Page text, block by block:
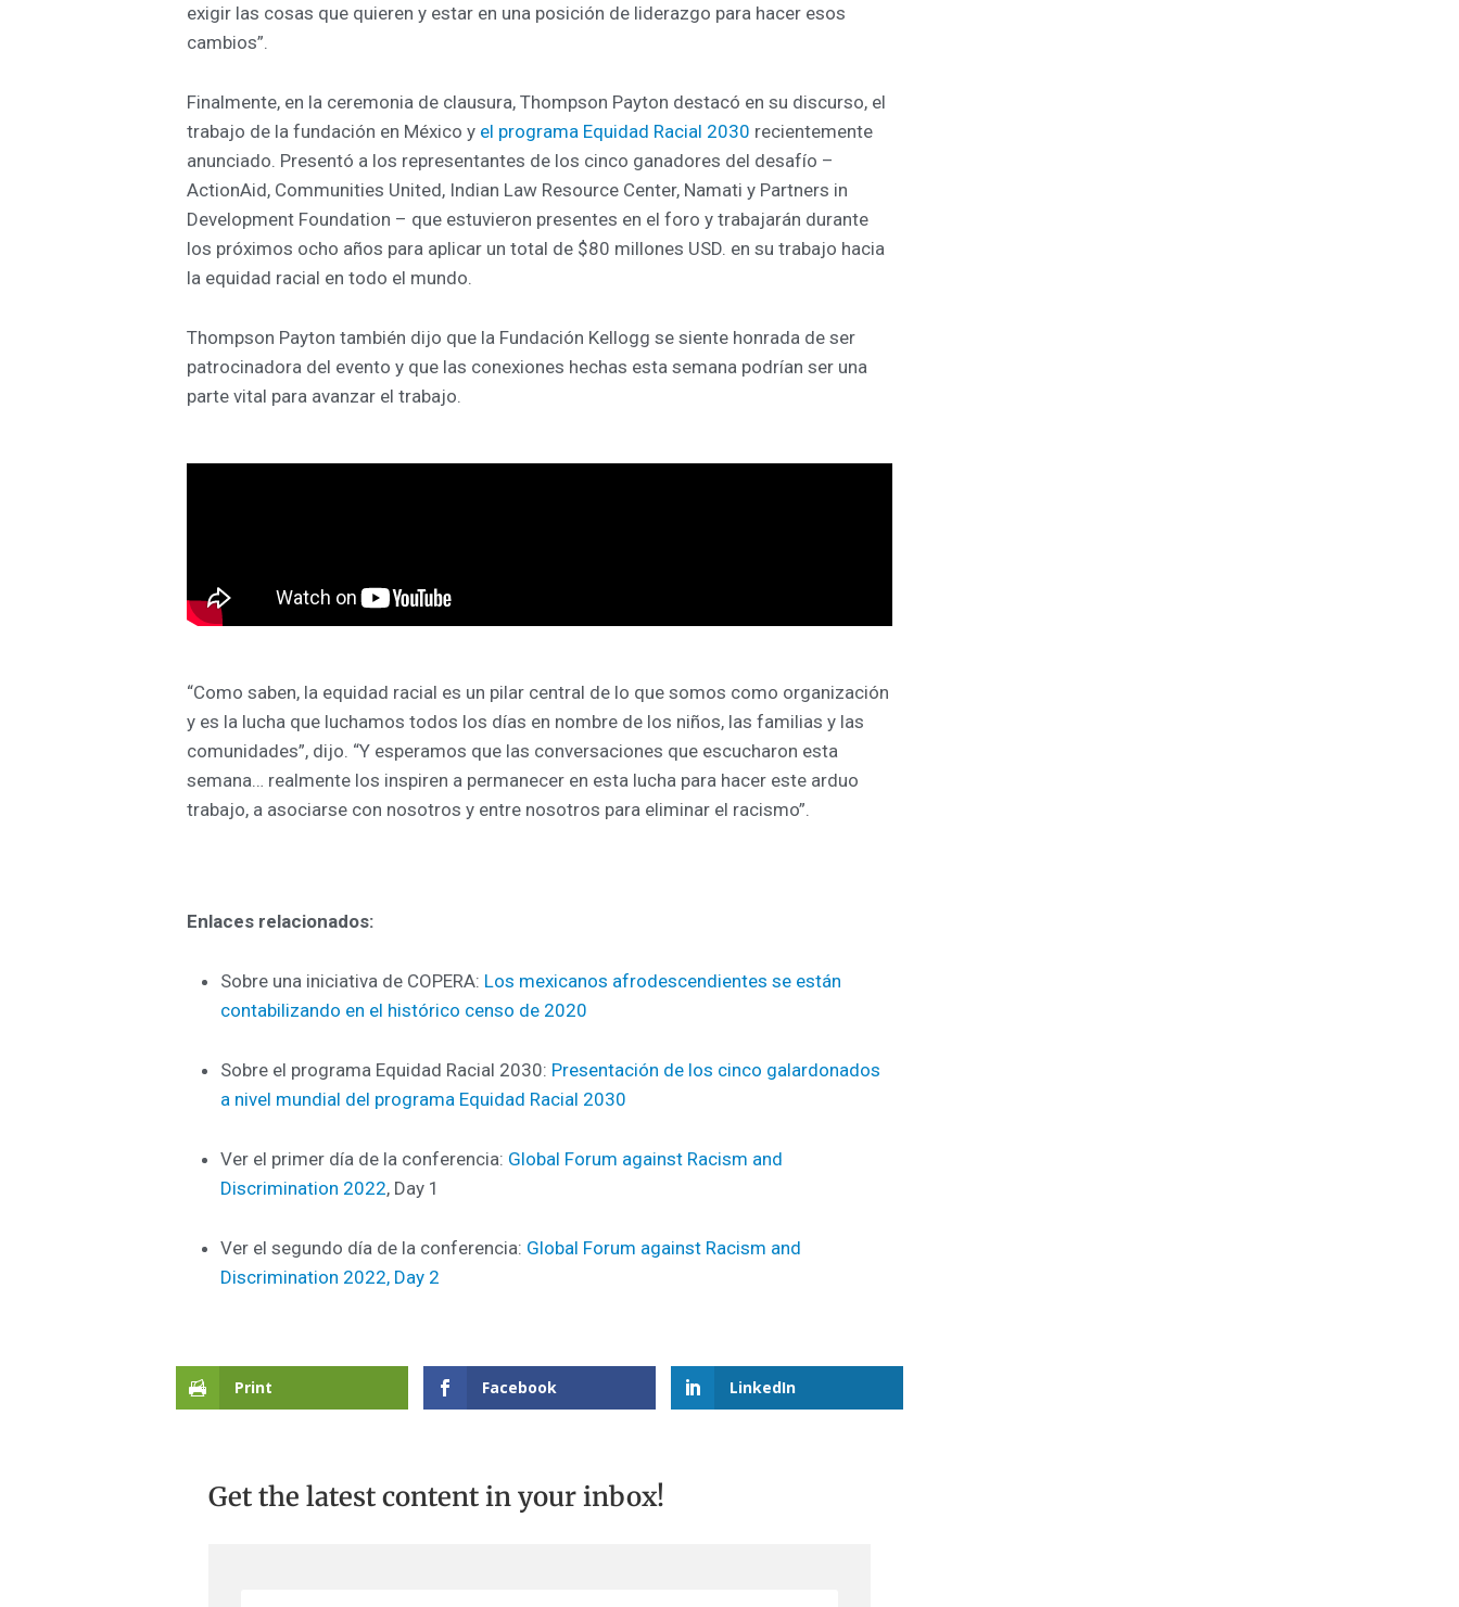
exigir las cosas que quieren y estar en una posición de liderazgo para hacer esos
cambios”.
Finalmente, en la ceremonia de clausura, Thompson Payton destacó en su discurso, el
trabajo de la fundación en México y el programa Equidad Racial 2030 recientemente
anunciado. Presentó a los representantes de los cinco ganadores del desafío –
ActionAid, Communities United, Indian Law Resource Center, Namati y Partners in
Development Foundation – que estuvieron presentes en el foro y trabajarán durante
los próximos ocho años para aplicar un total de $80 millones USD. en su trabajo hacia
la equidad racial en todo el mundo.
Thompson Payton también dijo que la Fundación Kellogg se siente honrada de ser
patrocinadora del evento y que las conexiones hechas esta semana podrían ser una
parte vital para avanzar el trabajo.
“Como saben, la equidad racial es un pilar central de lo que somos como organización
y es la lucha que luchamos todos los días en nombre de los niños, las familias y las
comunidades”, dijo. “Y esperamos que las conversaciones que escucharon esta
semana… realmente los inspiren a permanecer en esta lucha para hacer este arduo
trabajo, a asociarse con nosotros y entre nosotros para eliminar el racismo”.
Enlaces relacionados:
Sobre una iniciativa de COPERA: Los mexicanos afrodescendientes se están
contabilizando en el histórico censo de 2020
Sobre el programa Equidad Racial 2030: Presentación de los cinco galardonados
a nivel mundial del programa Equidad Racial 2030
Ver el primer día de la conferencia: Global Forum against Racism and
Discrimination 2022, Day 1
Ver el segundo día de la conferencia: Global Forum against Racism and
Discrimination 2022, Day 2
Print Facebook LinkedIn
Get the latest content in your inbox!